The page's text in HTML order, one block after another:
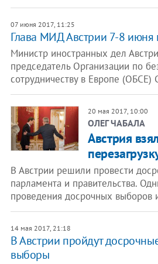
07 июня 2017, 11:25
Глава МИД Австрии 7-8 июня
Министр иностранных дел
председатель Организации по
сотрудничеству в Европе (ОБСЕ)
20 мая 2017, 10:00
​ОЛЕГ ЧАБАЛА
Австрия
В Австрии решили провести
парламента и правительства.
проведения досрочных выборов
14 мая 2017, 21:18
В Австрии пройдут
выборы